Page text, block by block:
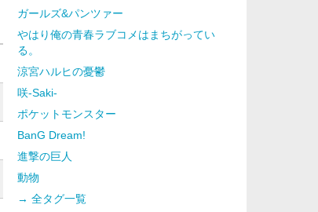
ガールズ&パンツァー
やはり俺の青春ラブコメはまちがってい
る。
涼宮ハルヒの憂鬱
咲-Saki-
ポケットモンスター
BanG Dream!
進撃の巨人
動物
→ 全タグ一覧